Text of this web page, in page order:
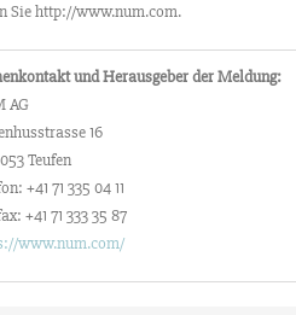
Sie http://www.num.com.
und Herausgeber der Meldung:
AG
16
Teufen
+41 71 335 04 11
+41 71 333 35 87
www.num.com/